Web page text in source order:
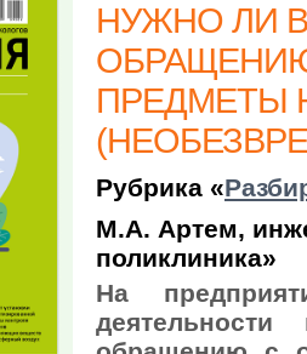
НУЖНО ЛИ
ПРЕДМЕТЫ
Рубрика «
М.А. Артем,
поликлиника»
На